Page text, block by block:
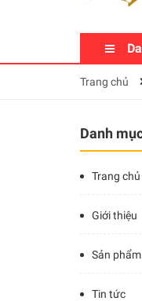
Trang chủ
Danh
Trang chủ
Giới thiệu
Sản phẩm
Tin tức